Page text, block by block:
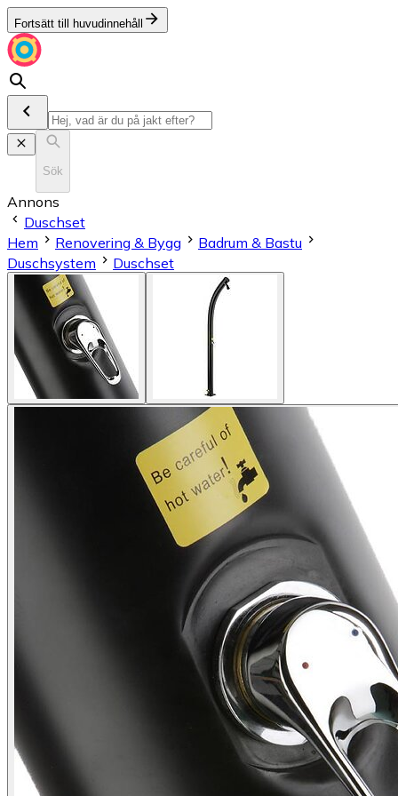
Fortsätt till huvudinnehåll
Sök
Annons
Duschset
Hem
Renovering & Bygg
Badrum & Bastu
Duschsystem
Duschset